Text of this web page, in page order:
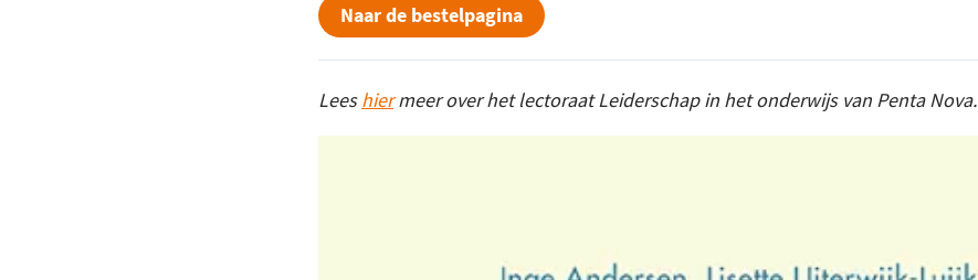
Naar de bestelpagina
Leeshiermeer over het lectoraat Leiderschap in het onderwijs van Penta Nova.